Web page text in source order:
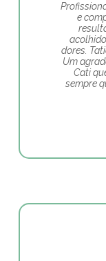
e
dores.
Um
Cati
sempre